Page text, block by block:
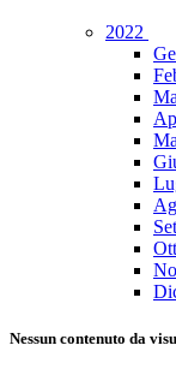
2022
Nessun contenuto da